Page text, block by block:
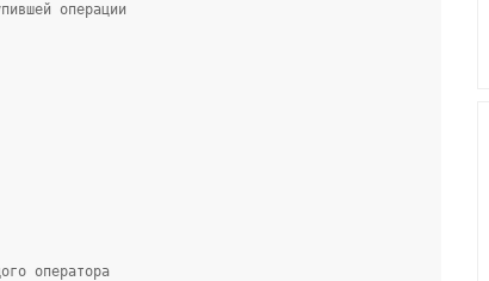
операции
оператора